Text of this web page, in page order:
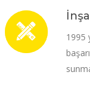
1995